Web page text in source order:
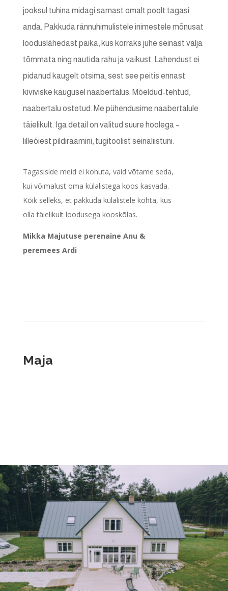
jooksul tuhina midagi sarnast omalt poolt tagasi
anda. Pakkuda rännuhimulistele inimestele mõnusat
looduslähedast paika, kus korraks juhe seinast välja
tõmmata ning nautida rahu ja vaikust. Lahendust ei
pidanud kaugelt otsima, sest see peitis ennast
kiviviske kaugusel naabertalus. Mõeldud-tehtud,
naabertalu ostetud. Me pühendusime naabertalule
täielikult. Iga detail on valitud suure hoolega –
lilleõiest pildiraamini, tugitoolist seinaliistuni.
Tagasiside meid ei kohuta, vaid võtame seda,
kui võimalust oma külalistega koos kasvada.
Kõik selleks, et pakkuda külalistele kohta, kus
olla täielikult loodusega kooskõlas.
Mikka Majutuse perenaine Anu &
peremees Ardi
Maja